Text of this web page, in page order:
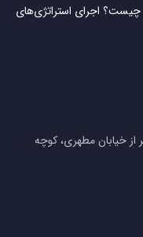
دفتر مدیریت پروژه یا PMO چیست؟ اجرای استراتژی‌های
از خیابان مطهری، کوچه